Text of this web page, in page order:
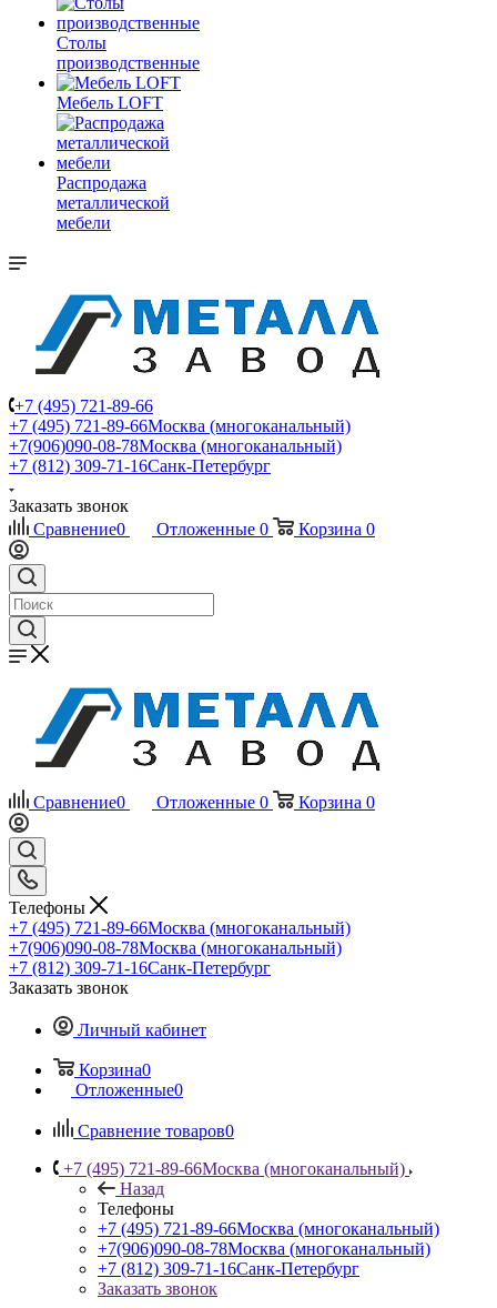
Столы
производственные
Мебель LOFT
Распродажа
металлической
мебели
+7 (495) 721-89-66
+7 (495) 721-89-66Москва (многоканальный)
+7(906)090-08-78Москва (многоканальный)
+7 (812) 309-71-16Санк-Петербург
Заказать звонок
Сравнение0 Отложенные 0 Корзина 0
Сравнение0 Отложенные 0 Корзина 0
Телефоны
+7 (495) 721-89-66Москва (многоканальный)
+7(906)090-08-78Москва (многоканальный)
+7 (812) 309-71-16Санк-Петербург
Заказать звонок
Личный кабинет
Корзина0
Отложенные0
Сравнение товаров0
+7 (495) 721-89-66Москва (многоканальный)
Назад
Телефоны
+7 (495) 721-89-66Москва (многоканальный)
+7(906)090-08-78Москва (многоканальный)
+7 (812) 309-71-16Санк-Петербург
Заказать звонок